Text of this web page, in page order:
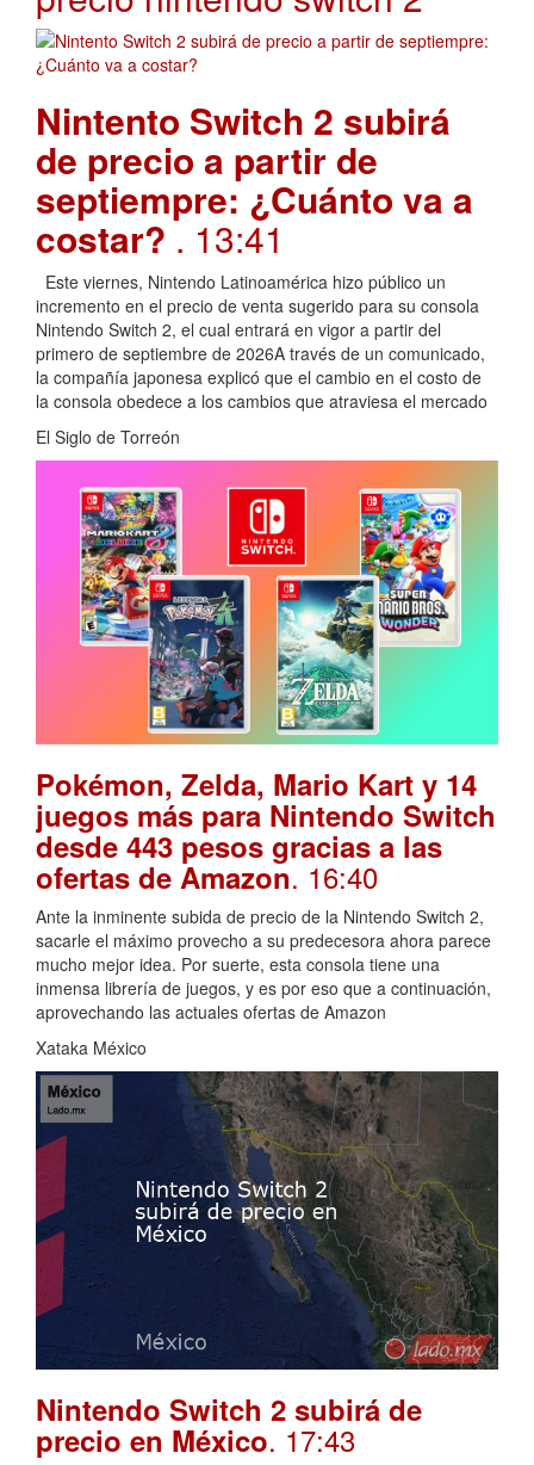
Nintento Switch 2 subirá
de precio a partir de
septiempre: ¿Cuánto va a
costar?. 13:41
Este viernes, Nintendo Latinoamérica hizo público un
incremento en el precio de venta sugerido para su consola
Nintendo Switch 2, el cual entrará en vigor a partir del
primero de septiembre de 2026A través de un comunicado,
la compañía japonesa explicó que el cambio en el costo de
la consola obedece a los cambios que atraviesa el mercado
El Siglo de Torreón
Pokémon, Zelda, Mario Kart y 14
juegos más para Nintendo Switch
desde 443 pesos gracias a las
ofertas de Amazon. 16:40
Ante la inminente subida de precio de la Nintendo Switch 2,
sacarle el máximo provecho a su predecesora ahora parece
mucho mejor idea. Por suerte, esta consola tiene una
inmensa librería de juegos, y es por eso que a continuación,
aprovechando las actuales ofertas de Amazon
Xataka México
Nintendo Switch 2 subirá de
precio en México. 17:43